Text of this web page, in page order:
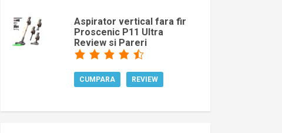
Aspirator vertical fara fir
Proscenic P11 Ultra
Review si Pareri
CUMPARA REVIEW